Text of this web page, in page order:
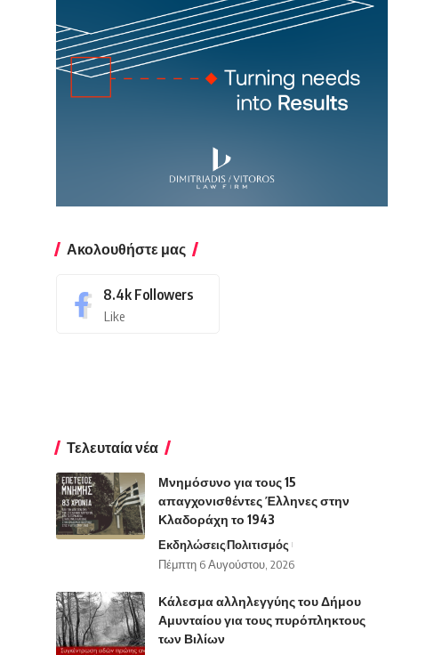
Ακολουθήστε μας
8.4k Followers
Like
Τελευταία νέα
Μνημόσυνο για τους 15
απαγχονισθέντες Έλληνες στην
Κλαδοράχη το 1943
ΕκδηλώσειςΠολιτισμός
Πέμπτη 6 Αυγούστου, 2026
Κάλεσμα αλληλεγγύης του Δήμου
Αμυνταίου για τους πυρόπληκτους
των Βιλίων